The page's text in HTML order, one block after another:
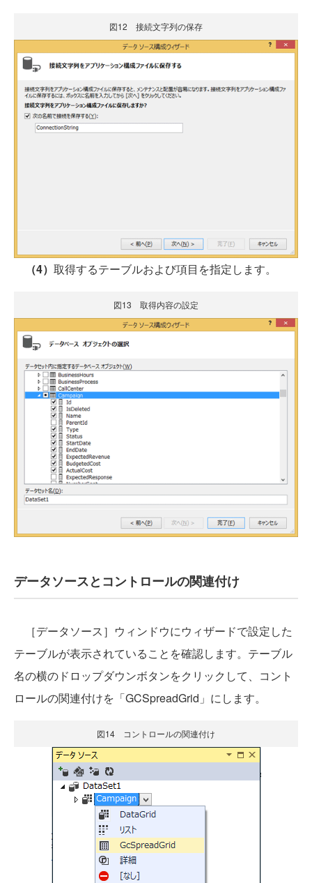
図12 接続文字列の保存
（4） 取得するテーブルおよび項目を指定します。
図13 取得内容の設定
データソースとコントロールの関連付け
［データソース］ウィンドウにウィザードで設定した
テーブルが表示されていることを確認します。テーブル
名の横のドロップダウンボタンをクリックして、コント
ロールの関連付けを「GCSpreadGrid」にします。
図14 コントロールの関連付け